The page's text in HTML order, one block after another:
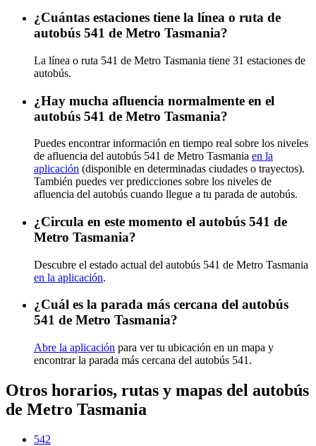
¿Cuántas estaciones tiene la línea o ruta de
autobús 541 de Metro Tasmania?
La línea o ruta 541 de Metro Tasmania tiene 31 estaciones de
autobús.
¿Hay mucha afluencia normalmente en el
autobús 541 de Metro Tasmania?
Puedes encontrar información en tiempo real sobre los niveles
de afluencia del autobús 541 de Metro Tasmania en la
aplicación (disponible en determinadas ciudades o trayectos).
También puedes ver predicciones sobre los niveles de
afluencia del autobús cuando llegue a tu parada de autobús.
¿Circula en este momento el autobús 541 de
Metro Tasmania?
Descubre el estado actual del autobús 541 de Metro Tasmania
en la aplicación.
¿Cuál es la parada más cercana del autobús
541 de Metro Tasmania?
Abre la aplicación para ver tu ubicación en un mapa y
encontrar la parada más cercana del autobús 541.
Otros horarios, rutas y mapas del autobús
de Metro Tasmania
542